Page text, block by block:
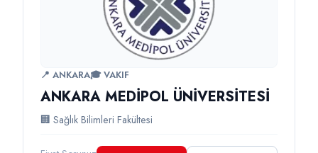
📍 ANKARA🎓 VAKIF
ANKARA MEDİPOL ÜNİVERSİTESİ
🏢 Sağlık Bilimleri Fakültesi